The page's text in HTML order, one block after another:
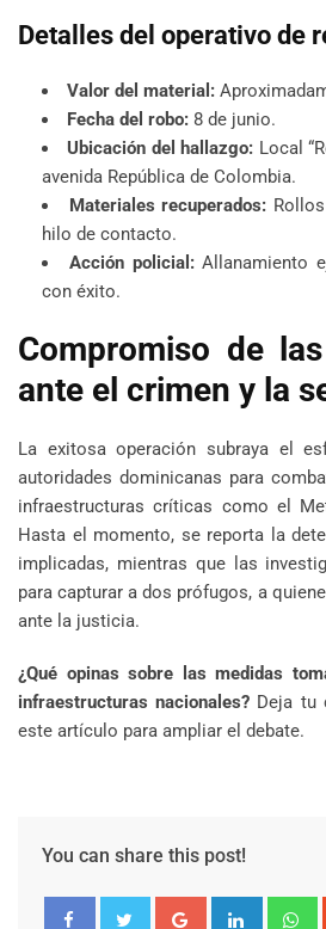
Detalles del operativo de
Valor del material:
Fecha del robo: 8 de junio.
Ubicación del hallazgo: Local
avenida República de Colombia.
Materiales recuperados:
hilo de contacto.
Acción policial:Allanamiento
con éxito.
Compromiso de
ante el crimen y la
La exitosa operación subraya el
autoridades dominicanas para
infraestructuras críticas como el
Hasta el momento, se reporta la
implicadas, mientras que las
para capturar a dos prófugos, a
ante la justicia.
¿Qué opinas sobre las medidas
infraestructuras nacionales? Deja tu
este artículo para ampliar el debate.
You can share this post!
Google+ LinkedIn